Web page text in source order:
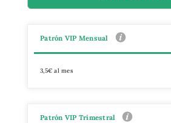
Patrón VIP Mensual
3,5€ al mes
Patrón VIP Trimestral